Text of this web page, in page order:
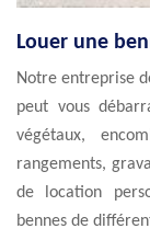
Louer une
Notre entreprise
peut vous
végétaux,
rangements,
de location
bennes de